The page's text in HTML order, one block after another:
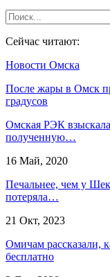
Сейчас читают:
Новости Омска
После жары в Омск
градусов
Омская РЭК
полученную…
16 Май, 2020
Печальнее, чем у
потеряла…
21 Окт, 2023
Омичам рассказали,
бесплатно